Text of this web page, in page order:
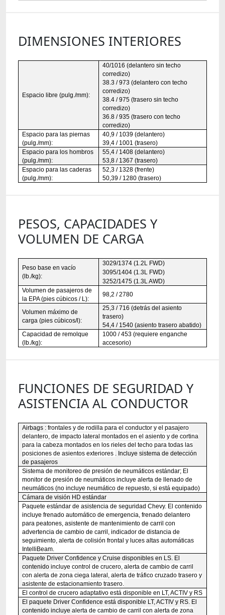
DIMENSIONES INTERIORES
Espacio libre (pulg./mm):
40/1016 (delantero sin techo
corredizo)
38.3 / 973 (delantero con techo
corredizo)
38.4 / 975 (trasero sin techo
corredizo)
36.8 / 935 (trasero con techo
corredizo)
Espacio para las piernas
(pulg./mm):
40,9 / 1039 (delantero)
39,4 / 1001 (trasero)
Espacio para los hombros
(pulg./mm):
55,4 / 1408 (delantero)
53,8 / 1367 (trasero)
Espacio para las caderas
(pulg./mm):
52,3 / 1328 (frente)
50,39 / 1280 (trasero)
PESOS, CAPACIDADES Y
VOLUMEN DE CARGA
Peso base en vacío
(lb./kg):
3029/1374 (1.2L FWD)
3095/1404 (1.3L FWD)
3252/1475 (1.3L AWD)
Volumen de pasajeros de
la EPA (pies cúbicos / L):
98,2 / 2780
Volumen máximo de
carga (pies cúbicos/l):
25,3 / 716 (detrás del asiento
trasero)
54,4 / 1540 (asiento trasero abatido)
Capacidad de remolque
(lb./kg):
1000 / 453 (requiere enganche
accesorio)
FUNCIONES DE SEGURIDAD Y
ASISTENCIA AL CONDUCTOR
Airbags : frontales y de rodilla para el conductor y el pasajero
delantero, de impacto lateral montados en el asiento y de cortina
para la cabeza montados en los rieles del techo para todas las
posiciones de asientos exteriores . Incluye sistema de detección
de pasajeros
Sistema de monitoreo de presión de neumáticos estándar; El
monitor de presión de neumáticos incluye alerta de llenado de
neumáticos (no incluye neumático de repuesto, si está equipado)
Cámara de visión HD estándar
Paquete estándar de asistencia de seguridad Chevy. El contenido
incluye frenado automático de emergencia, frenado delantero
para peatones, asistente de mantenimiento de carril con
advertencia de cambio de carril, indicador de distancia de
seguimiento, alerta de colisión frontal y luces altas automáticas
IntelliBeam.
Paquete Driver Confidence y Cruise disponibles en LS. El
contenido incluye control de crucero, alerta de cambio de carril
con alerta de zona ciega lateral, alerta de tráfico cruzado trasero y
asistente de estacionamiento trasero.
El control de crucero adaptativo está disponible en LT, ACTIV y RS
El paquete Driver Confidence está disponible LT, ACTIV y RS. El
contenido incluye alerta de cambio de carril con alerta de zona